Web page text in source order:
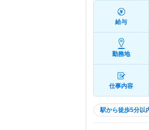
給与
勤務地
仕事内容
駅から徒歩5分以